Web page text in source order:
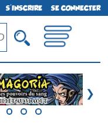
S'INSCRIRE SE CONNECTER
❯